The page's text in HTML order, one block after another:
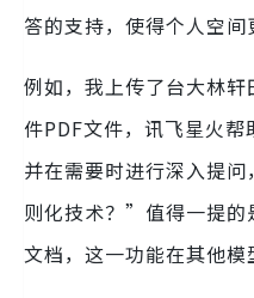
答的支持，使得个人空间
例如，我上传了台大林
件PDF文件，讯飞星火帮
并在需要时进行深入提
则化技术？”值得一提的
文档，这一功能在其他模